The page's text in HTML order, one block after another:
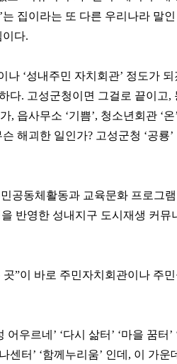
’는 집이라는 또 다른 우리나라 말
이다.
나 ‘성내주민 자치회관’ 정도가 되
다. 고성군청이면 그걸로 끝이고,
, 읍사무소 ‘기쁨’, 청소년회관 ‘온
해괴한 일인가? 고성군청 ‘공룡’
공동체활동과 교육문화 프로그
반영한 성내지구 도시재생 커뮤
곳”이 바로 주민자치회관이나 주민
어우르네 ’ ‘다시 삶터 ’ ‘마을 꿈터 ’
센터 ’ ‘함께누리움’ 인데 , 이 가운